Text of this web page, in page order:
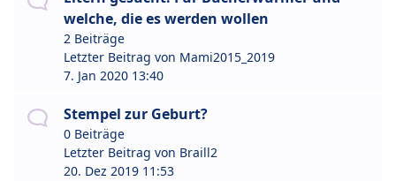
welche, die es werden wollen
2 Beiträge
Letzter Beitrag von Mami2015_2019
7. Jan 2020 13:40
Stempel zur Geburt?
0 Beiträge
Letzter Beitrag von Braill2
20. Dez 2019 11:53